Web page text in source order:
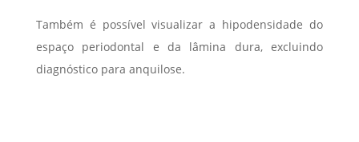
Também é possível visualizar a hipodensidade do
espaço periodontal e da lâmina dura, excluindo
diagnóstico para anquilose.